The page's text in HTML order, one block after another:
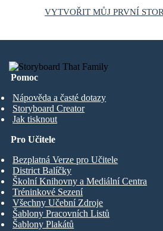
VYTVOŘIT MŮJ PRVNÍ
Pomoc
Nápověda a časté dotazy
Storyboard Creator
Jak tisknout
Pro Učitele
Bezplatná Verze pro Učitele
District Balíčky
Školní Knihovny a Mediální Centra
Tréninkové Sezení
Všechny Učební Zdroje
Šablony Pracovních Listů
Šablony Plakátů